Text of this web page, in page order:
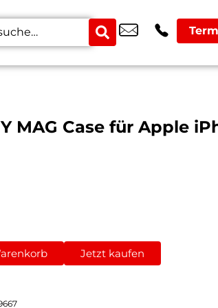
MAG Case für Apple
Jetzt kaufen